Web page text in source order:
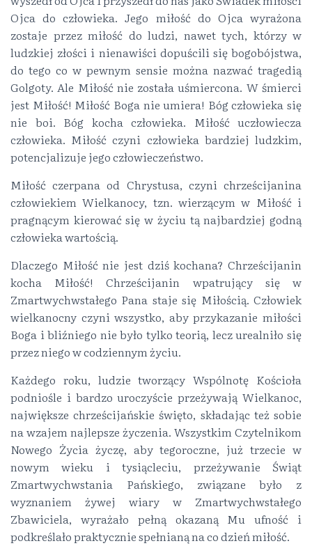
Ojca do człowieka. Jego miłość do Ojca wyrażona
zostaje przez miłość do ludzi, nawet tych, którzy w
ludzkiej złości i nienawiści dopuścili się bogobójstwa,
do tego co w pewnym sensie można nazwać tragedią
Golgoty. Ale Miłość nie została uśmiercona. W śmierci
jest Miłość! Miłość Boga nie umiera! Bóg człowieka się
nie boi. Bóg kocha człowieka. Miłość uczłowiecza
człowieka. Miłość czyni człowieka bardziej ludzkim,
potencjalizuje jego człowieczeństwo.
Miłość czerpana od Chrystusa, czyni chrześcijanina
człowiekiem Wielkanocy, tzn. wierzącym w Miłość i
pragnącym kierować się w życiu tą najbardziej godną
człowieka wartością.
Dlaczego Miłość nie jest dziś kochana? Chrześcijanin
kocha Miłość! Chrześcijanin wpatrujący się w
Zmartwychwstałego Pana staje się Miłością. Człowiek
wielkanocny czyni wszystko, aby przykazanie miłości
Boga i bliźniego nie było tylko teorią, lecz urealniło się
przez niego w codziennym życiu.
Każdego roku, ludzie tworzący Wspólnotę Kościoła
podniośle i bardzo uroczyście przeżywają Wielkanoc,
największe chrześcijańskie święto, składając też sobie
na wzajem najlepsze życzenia. Wszystkim Czytelnikom
Nowego Życia życzę, aby tegoroczne, już trzecie w
nowym wieku i tysiącleciu, przeżywanie Świąt
Zmartwychwstania Pańskiego, związane było z
wyznaniem żywej wiary w Zmartwychwstałego
Zbawiciela, wyrażało pełną okazaną Mu ufność i
podkreślało praktycznie spełnianą na co dzień miłość.